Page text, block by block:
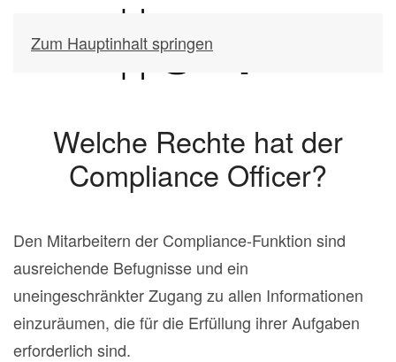
Zum Hauptinhalt springen
Welche Rechte hat der
Compliance Officer?
Den Mitarbeitern der Compliance-Funktion sind
ausreichende Befugnisse und ein
uneingeschränkter Zugang zu allen Informationen
einzuräumen, die für die Erfüllung ihrer Aufgaben
erforderlich sind.